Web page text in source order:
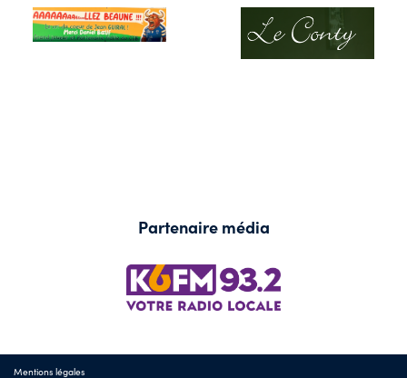
Partenaire média
Mentions légales